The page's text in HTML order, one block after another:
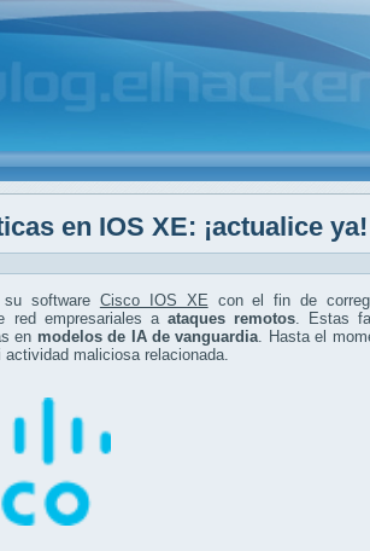
en IOS XE: ¡actualice ya!
software Cisco IOS XE con el fin de
red empresariales a ataques remotos. Estas
en modelos de IA de vanguardia . Hasta el
actividad maliciosa relacionada.